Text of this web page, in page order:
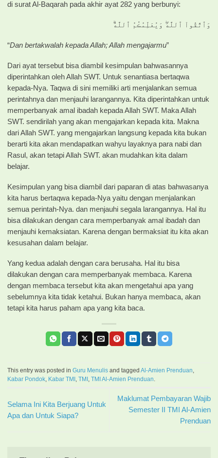
di surat Al-Baqarah pada akhir ayat 282 yang berbunyi:
وَٱتَّقُواْ ٱللَّهَ‌ۖ وَيُعَلِّمُڪُمُ ٱللَّهُ‌ۗ
“Dan bertakwalah kepada Allah; Allah mengajarmu”
Dari ayat tersebut bisa diambil kesimpulan bahwasannya
diperintahkan oleh Allah SWT. Untuk senantiasa bertaqwa
kepada-Nya. Taqwa di sini memiliki arti menjalankan semua
perintahnya dan menjauhi larangannya. Kita diperintahkan untuk
memperbanyak amal ibadah kepada Allah SWT. Maka Allah
SWT. sendirilah yang akan mengajarkan kepada kita. Makna
dari Allah SWT. yang mengajarkan langsung kepada kita bukan
berarti kita akan mendapatkan wahyu layaknya para nabi dan
Rasul, akan tetapi Allah SWT. akan mudahkan kita dalam
belajar.
Kesimpulan yang bisa diambil dari paparan di atas bahwasanya
kita harus bertaqwa kepada-Nya yaitu dengan menjalankan
semua perintah-Nya. dan menjauhi segala larangannya. Hal itu
bisa dilakukan dengan cara memperbanyak amal ibadah dan
menjauhi kemaksiatan. Karena dengan bermaksiat itu kita akan
kesusahan dalam belajar.
Yang kedua adalah dengan cara berusaha. Hal itu bisa
dilakukan dengan cara memperbanyak membaca. Karena
dengan membaca tersebut kita akan mengetahui apa yang
sebelumnya kita tidak ketahui. Bukan hanya membaca, akan
tetapi kita harus paham apa yang kita baca.
This entry was posted in Guru Menulis and tagged Al-Amien Prenduan
Kabar Pondok Kabar TMI TMI TMI Al-Amien Prenduan
Selama Ini Kita Berjuang Untuk
Apa dan Untuk Siapa?
Maklumat Pembayaran Wajib
Semester II TMI Al-Amien
Prenduan